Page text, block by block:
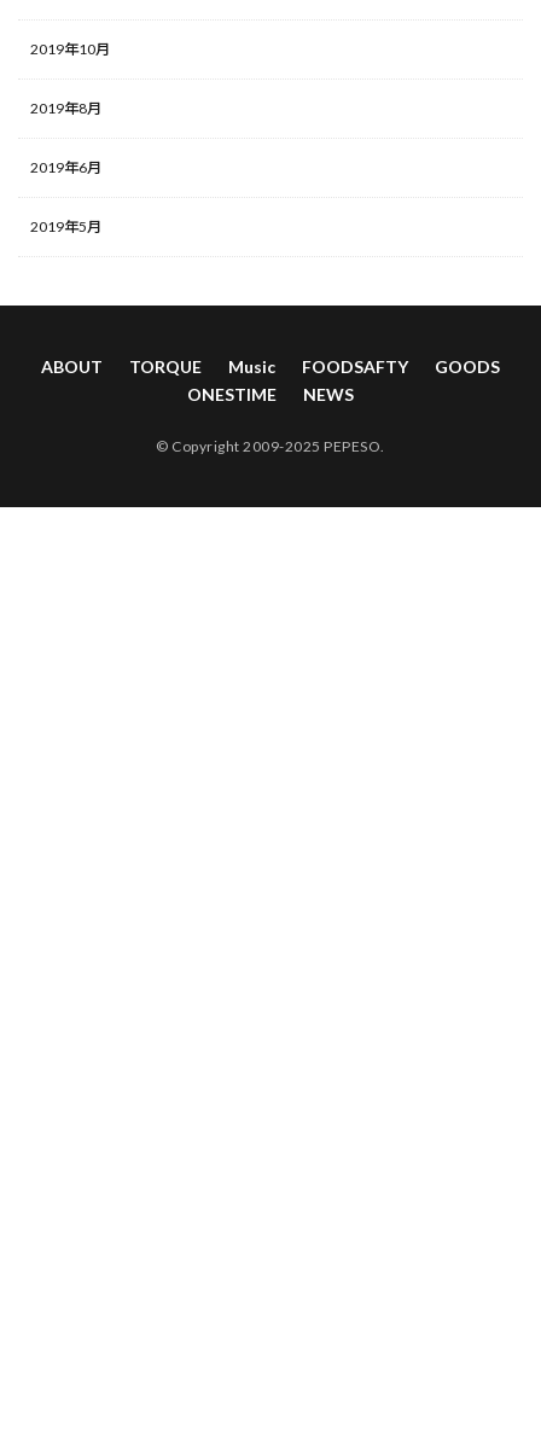
2019年10月
2019年8月
2019年6月
2019年5月
ABOUT TORQUE Music FOODSAFTY
GOODS
ONESTIME
NEWS
© Copyright 2009-2025 PEPESO.